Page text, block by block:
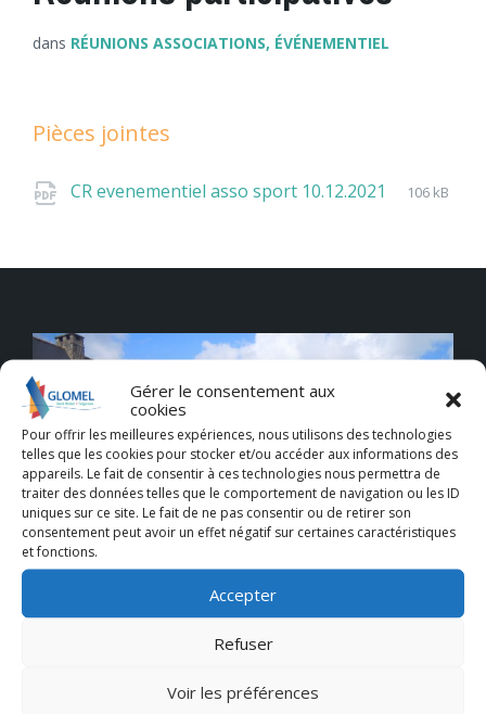
Gérer le consentement aux
cookies
Pour offrir les meilleures expériences, nous utilisons des technologies
telles que les cookies pour stocker et/ou accéder aux informations des
appareils. Le fait de consentir à ces technologies nous permettra de
traiter des données telles que le comportement de navigation ou les ID
uniques sur ce site. Le fait de ne pas consentir ou de retirer son
consentement peut avoir un effet négatif sur certaines caractéristiques
et fonctions.
Accepter
Refuser
Voir les préférences
dans RÉUNIONS ASSOCIATIONS, ÉVÉNEMENTIEL
Pièces jointes
CR evenementiel asso sport 10.12.2021
Extension
pdf
Taille
106 kB